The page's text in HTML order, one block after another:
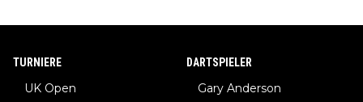
TURNIERE
UK Open
DARTSPIELER
Gary Anderson